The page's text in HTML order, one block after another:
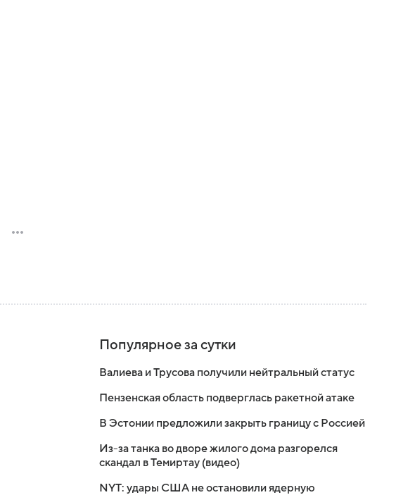
Популярное за сутки
Валиева и Трусова получили нейтральный статус
Пензенская область подверглась ракетной атаке
В Эстонии предложили закрыть границу с Россией
Из-за танка во дворе жилого дома разгорелся
скандал в Темиртау (видео)
NYT: удары США не остановили ядерную